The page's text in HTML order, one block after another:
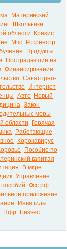
Материнский
Школьники
области
Кризис
Мчс
Росреестр
Продукты
Пострадавшие на
Финансирование
Санаторно-
Интернет
Авто
Новый
Закон
меры
области
Горячая
Работающие
Коронавирус
Пособие по
капитал
В мире
Управление
Фсс рф
приложение
Инвалиды
Пфр
Бизнес